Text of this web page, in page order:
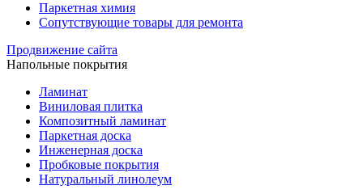
Паркетная химия
Сопутствующие товары для ремонта
Продвижение сайта
Напольные покрытия
Ламинат
Виниловая плитка
Композитный ламинат
Паркетная доска
Инженерная доска
Пробковые покрытия
Натуральный линолеум